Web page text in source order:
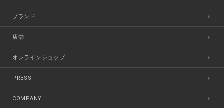
ブランド
店舗
オンラインショップ
PRESS
COMPANY